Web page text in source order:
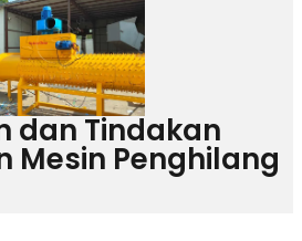
dan Tindakan
Mesin Penghilang